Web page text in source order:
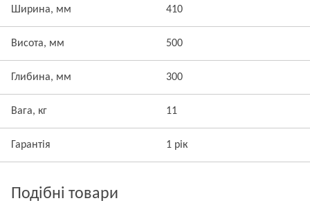
Ширина, мм 410
Висота, мм 500
Глибина, мм 300
Вага, кг 11
Гарантія 1 рік
Подібні товари